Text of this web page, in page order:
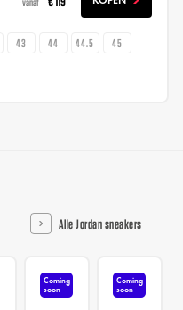
43 44 44.5
45
Alle Jordan sneakers
Coming
soon
Coming
soon